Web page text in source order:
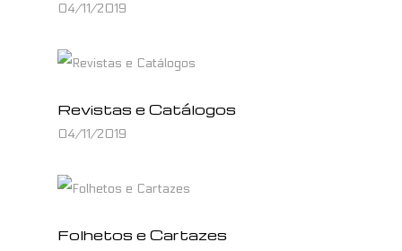
04/11/2019
Revistas e Catálogos
04/11/2019
Folhetos e Cartazes